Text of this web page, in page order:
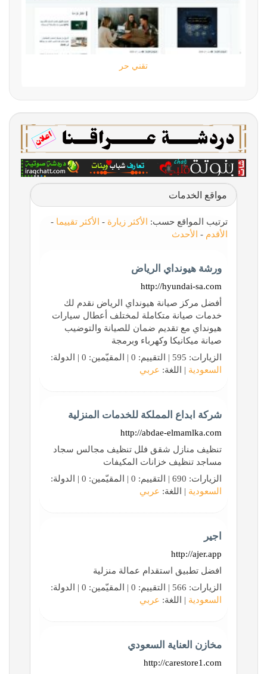
تقني حر
مواقع الخدمات
ترتيب المواقع حسب: الأكثر زيارة - الأكثر تقييما -
الأقدم - الأحدث
ورشة هيونداي الرياض
http://hyundai-sa.com
أفضل مركز صيانة هيونداي الرياض نقدم لك
خدمات صيانة متكاملة لمختلف أعطال سيارات
هيونداي مع تقديم ضمان للصيانة والتوضيب
صيانة ميكانيكا وكهرباء وبرمجة
الزيارات: 595 | التقييم: 0 | المقيّمين: 0 | الدولة:
السعودية | اللغة: عربي
شركة ابداع المملكة للخدمات المنزلية
http://abdae-elmamlka.com
تنظيف منازل شقق فلل تنظيف مجالس سجاد
مساجد تنظيف خزانات المكيفات
الزيارات: 690 | التقييم: 0 | المقيّمين: 0 | الدولة:
السعودية | اللغة: عربي
اجير
http://ajer.app
افضل تطبيق استقدام عمالة منزلية
الزيارات: 566 | التقييم: 0 | المقيّمين: 0 | الدولة:
السعودية | اللغة: عربي
مخازن العناية السعودي
http://carestore1.com